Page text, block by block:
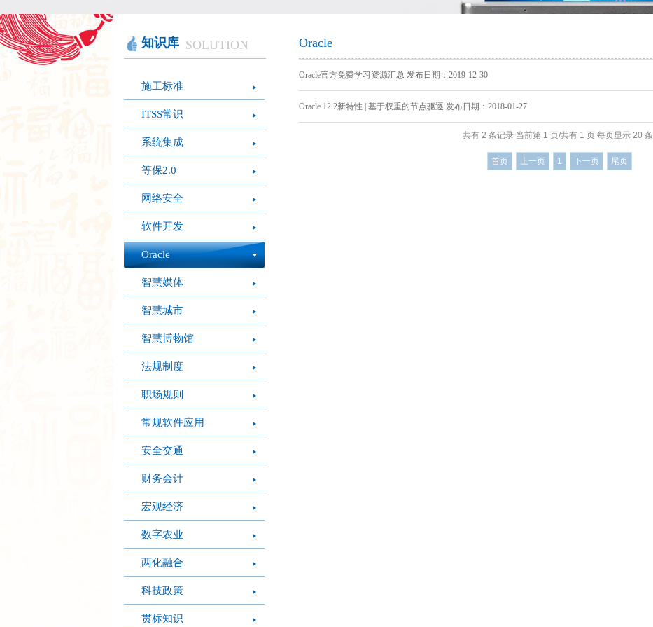
智慧政务 生物识别
图像识别 视频识别
防雷产品
网络设备 LED屏幕
心肺复苏体验系
VR行走平台
吃喝玩乐 学术论文
摄影艺术 经营管理
知识库 SOLUTION
施工标准
ITSS常识
系统集成
等保2.0
网络安全
软件开发
Oracle
智慧媒体
智慧城市
智慧博物馆
法规制度
职场规则
常规软件应用
安全交通
财务会计
宏观经济
数字农业
两化融合
科技政策
贯标知识
Oracle
Oracle官方免费学习资源汇总 发布日期：2019-12-30
Oracle 12.2新特性 | 基于权重的节点驱逐 发布日期：2018-01-27
共有 2 条记录 当前第 1 页/共有 1 页 每页显示 20 条
首页 上一页 1 下一页 尾页